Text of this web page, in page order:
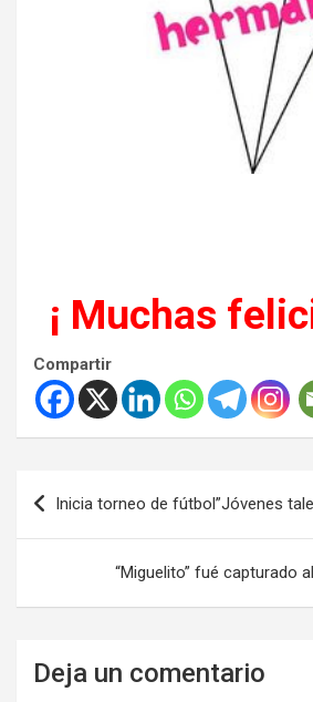
¡ Muchas
Compartir
Navegación
de
entradas
Inicia torneo de fútbol”Jóvenes
“Miguelito” fué capturado
Deja un comentario